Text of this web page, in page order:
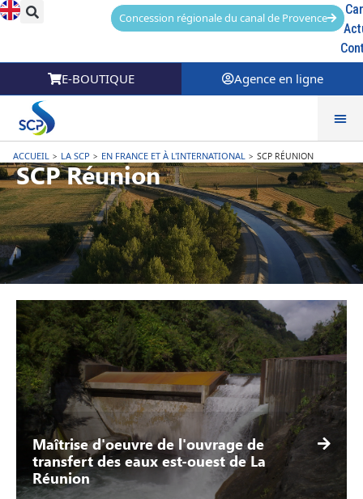
Concession régionale du canal de Provence
E-BOUTIQUE Agence en ligne
ACCUEIL > LA SCP > EN FRANCE ET À L'INTERNATIONAL > SCP RÉUNION
SCP Réunion
Maîtrise d'oeuvre de l'ouvrage de
transfert des eaux est-ouest de La
Réunion